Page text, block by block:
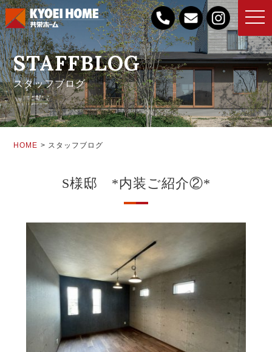
toggle
STAFFBLOG
スタッフブログ
HOME スタッフブログ
S様邸 *内装ご紹介②*